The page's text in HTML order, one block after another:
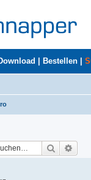
Bestellen
Suche